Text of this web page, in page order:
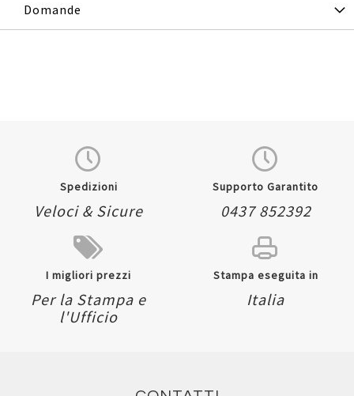
Domande
Spedizioni
Veloci & Sicure
Supporto Garantito
0437 852392
I migliori prezzi
Per la Stampa e
l'Ufficio
Stampa eseguita in
Italia